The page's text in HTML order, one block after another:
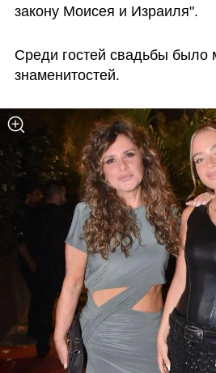
закону Моисея и Израиля".
Среди гостей свадьбы было
знаменитостей.